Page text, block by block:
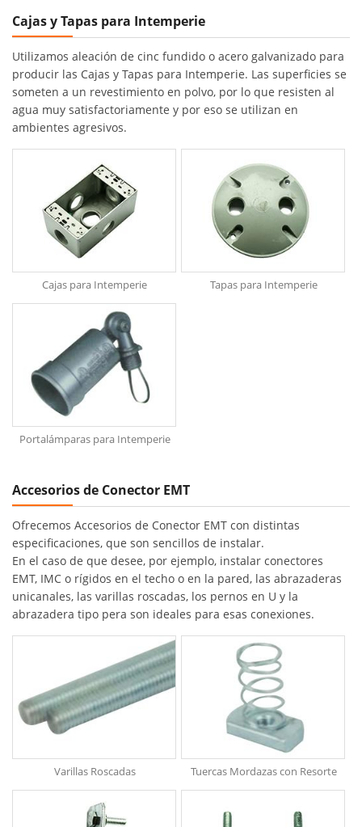
Cajas y Tapas para Intemperie
Utilizamos aleación de cinc fundido o acero galvanizado para
producir las Cajas y Tapas para Intemperie. Las superficies se
someten a un revestimiento en polvo, por lo que resisten al
agua muy satisfactoriamente y por eso se utilizan en
ambientes agresivos.
Cajas para Intemperie Tapas para Intemperie
Portalámparas para Intemperie
Accesorios de Conector EMT
Ofrecemos Accesorios de Conector EMT con distintas
especificaciones, que son sencillos de instalar.
En el caso de que desee, por ejemplo, instalar conectores
EMT, IMC o rígidos en el techo o en la pared, las abrazaderas
unicanales, las varillas roscadas, los pernos en U y la
abrazadera tipo pera son ideales para esas conexiones.
Varillas Roscadas Tuercas Mordazas con Resorte